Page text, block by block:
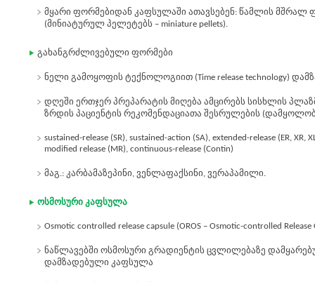
მყარი ფორმებიდან კაფსულაში ათავსებენ: წამლის მშრალ
(მინიატურულ პელეტებს – miniature pellets).
გახანგრძლივებული ფორმები
ნელი გამოყოფის ტექნოლოგიით (Time release technology)
დღეში ერთჯერ პრეპარატის მიღება ამცირებს სისხლის
ზრდის პაციენტის რეკომენდაციათა შესრულების
sustained-release (SR), sustained-action (SA), extended-release (ER, XR,
modified release (MR), continuous-release (Contin)
მაგ.: კარბამაზეპინი, ვენლაფაქსინი, ვერაპამილი.
ოსმოსური კაფსულა
Osmotic controlled release capsule (OROS – Osmotic-controlled Release
ნაწლავებში ოსმოსური გრადიენტის ცვლილებაზე
დამზადებული კაფსულა